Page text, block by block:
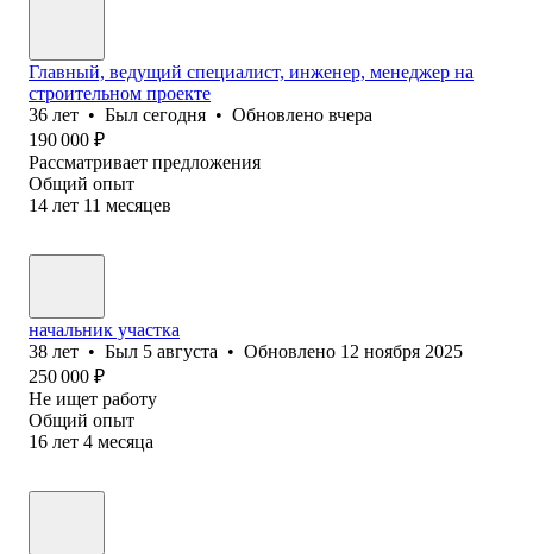
Главный, ведущий специалист, инженер, менеджер на
строительном проекте
36 лет • Был сегодня • Обновлено вчера
190 000 ₽
Рассматривает предложения
Общий опыт
14 лет 11 месяцев
начальник участка
38 лет • Был 5 августа • Обновлено 12 ноября 2025
250 000 ₽
Не ищет работу
Общий опыт
16 лет 4 месяца